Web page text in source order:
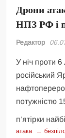
Дрони
НПЗ РФ і
Редактор
У ніч проти
російський
потужністю
п’ятірки
атака